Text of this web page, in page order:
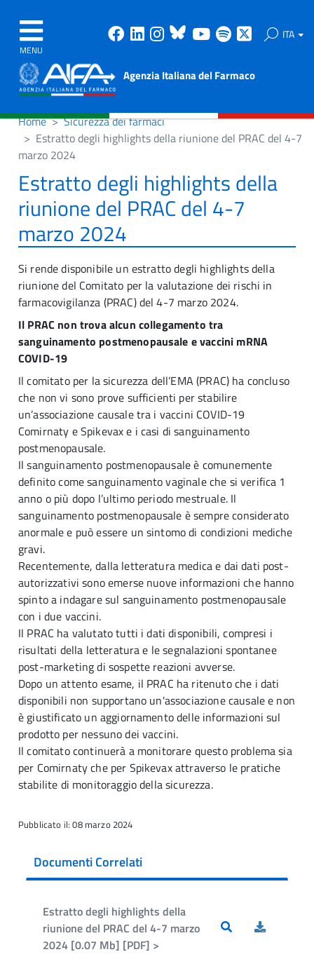
MENU
Facebook
Linkedin
Instagram
Bluesky
Youtube
Spotify ITA
Agenzia Italiana del Farmaco
Home
Sicurezza dei farmaci
Estratto degli highlights della riunione del PRAC del 4-7
marzo 2024
Estratto degli highlights della
riunione del PRAC del 4-7
marzo 2024
Si rende disponibile un estratto degli highlights della
riunione del Comitato per la valutazione dei rischi in
farmacovigilanza (PRAC) del 4-7 marzo 2024.
Il PRAC non trova alcun collegamento tra
sanguinamento postmenopausale e vaccini mRNA
COVID-19
Il comitato per la sicurezza dell’EMA (PRAC) ha concluso
che non vi sono prove sufficienti per stabilire
un’associazione causale tra i vaccini COVID-19
Comirnaty e Spikevax e i casi di sanguinamento
postmenopausale.
Il sanguinamento postmenopausale è comunemente
definito come sanguinamento vaginale che si verifica 1
anno o più dopo l’ultimo periodo mestruale. Il
sanguinamento postmenopausale è sempre considerato
anormale e può essere un sintomo di condizioni mediche
gravi.
Recentemente, dalla letteratura medica e dai dati post-
autorizzativi sono emerse nuove informazioni che hanno
spinto a indagare sul sanguinamento postmenopausale
con i due vaccini.
Il PRAC ha valutato tutti i dati disponibili, compresi i
risultati della letteratura e le segnalazioni spontanee
post-marketing di sospette reazioni avverse.
Dopo un attento esame, il PRAC ha ritenuto che i dati
disponibili non supportano un'associazione causale e non
è giustificato un aggiornamento delle informazioni sul
prodotto per nessuno dei vaccini.
Il comitato continuerà a monitorare questo problema sia
per Comirnaty che per Spikevax attraverso le pratiche
stabilite di monitoraggio della sicurezza.
Pubblicato il: 08 marzo 2024
Documenti Correlati
Estratto degli highlights della
riunione del PRAC del 4-7 marzo
2024 [0.07 Mb] [PDF] >